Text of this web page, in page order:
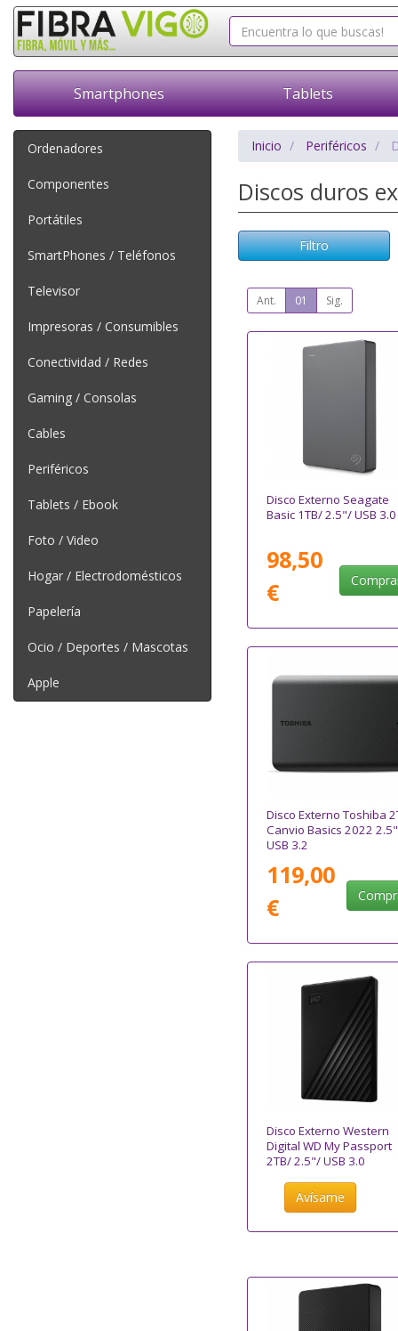
Smartphones Tablets
Ordenadores
Componentes
Portátiles
SmartPhones / Teléfonos
Televisor
Impresoras / Consumibles
Conectividad / Redes
Gaming / Consolas
Cables
Periféricos
Tablets / Ebook
Foto / Video
Hogar / Electrodomésticos
Papelería
Ocio / Deportes / Mascotas
Apple
Inicio Periféricos
Discos duros
Filtro
Ant. 01 Sig.
Disco Externo Seagate
Basic 1TB/ 2.5"/ USB 3.0
98,50
€
Disco Externo Toshiba
Canvio Basics 2022
USB 3.2
119,00
€
Disco Externo Western
Digital WD My Passport
2TB/ 2.5"/ USB 3.0
Avísame